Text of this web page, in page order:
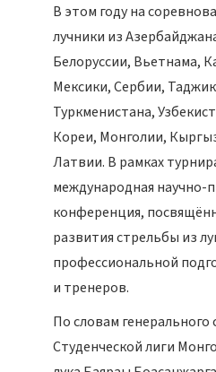
В этом году на
лучники из
Белоруссии, Вьетнама,
Мексики, Сербии,
Туркменистана,
Кореи, Монголии,
Латвии. В рамках
международная научно-
конференция,
развития стрельбы из
профессиональной
и тренеров.
По словам генерального
Студенческой лиги